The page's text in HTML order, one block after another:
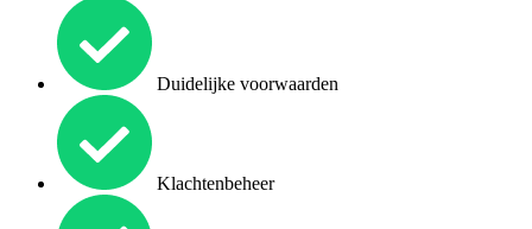
Duidelijke voorwaarden
Klachtenbeheer